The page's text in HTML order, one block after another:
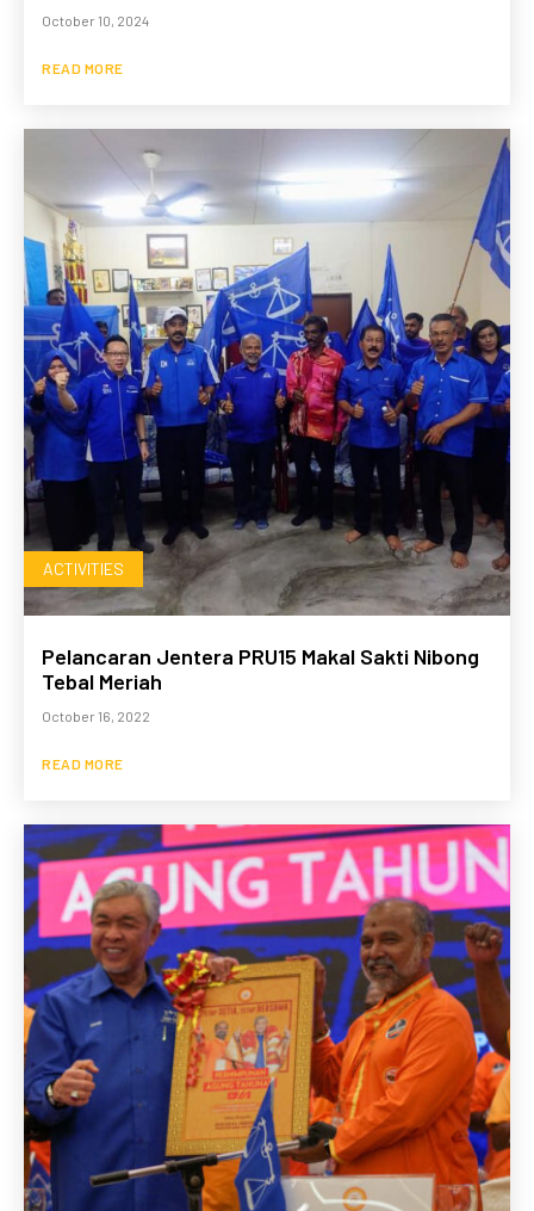
October 10, 2024
READ MORE
ACTIVITIES
Pelancaran Jentera PRU15 Makal Sakti Nibong
Tebal Meriah
October 16, 2022
READ MORE